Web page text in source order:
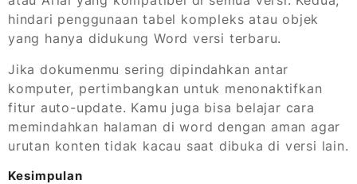
hindari penggunaan tabel kompleks atau objek
yang hanya didukung Word versi terbaru.
Jika dokumenmu sering dipindahkan antar
komputer, pertimbangkan untuk menonaktifkan
fitur auto-update. Kamu juga bisa belajar cara
memindahkan halaman di word dengan aman agar
urutan konten tidak kacau saat dibuka di versi lain.
Kesimpulan